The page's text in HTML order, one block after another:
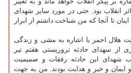
انقلاب بود. حتی در مورد سایر شهدای
تا آنجا كه من شناخت داشتم از ابرار
هلال احمر با اشاره به مشی و زندگی
از سهدای حادثه تروریستی هفتم تیر
شهدای این حادثه رفقات و صمیمیت
ایمان و خیر و هدایت بودند. من به جهت